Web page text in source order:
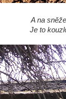
A na
Je to